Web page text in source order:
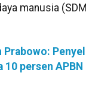
manusia
Prabowo:
persen APBN